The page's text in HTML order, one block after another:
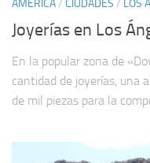
AMERICA/ CIUDADES / LOS
Joyerías en Los
En la popular zona de
cantidad de joyerías, una
de mil piezas para la